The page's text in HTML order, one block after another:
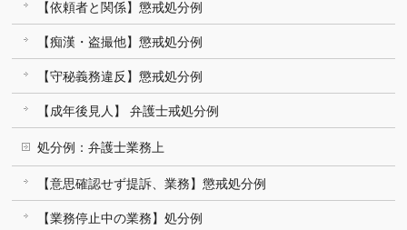
【依頼者と関係】懲戒処分例
【痴漢・盗撮他】懲戒処分例
【守秘義務違反】懲戒処分例
【成年後見人】 弁護士戒処分例
処分例：弁護士業務上
【意思確認せず提訴、業務】懲戒処分例
【業務停止中の業務】処分例